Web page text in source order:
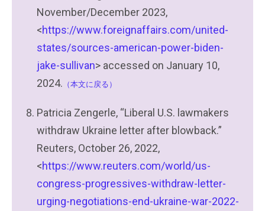
November/December 2023,
<https://www.foreignaffairs.com/united-
states/sources-american-power-biden-
jake-sullivan> accessed on January 10,
2024. （本文に戻る）
Patricia Zengerle, “Liberal U.S. lawmakers
withdraw Ukraine letter after blowback.”
Reuters, October 26, 2022,
<https://www.reuters.com/world/us-
congress-progressives-withdraw-letter-
urging-negotiations-end-ukraine-war-2022-